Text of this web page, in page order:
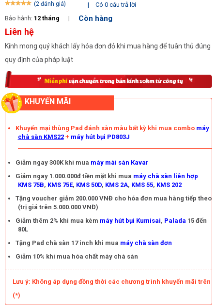
(2 đánh giá) |
Có 0 câu trả lời
Bảo hành: 12 tháng | Còn hàng
Liên hệ
Kính mong quý khách lấy hóa đơn đỏ khi mua hàng để tuân thủ đúng
quy định của pháp luật
KHUYẾN MÃI
Khuyến mại thùng Pad đánh sàn màu bất kỳ khi mua combo máy
chà sàn KMS22+ máy hút bụi PD803J
Giảm ngay 300K khi mua máy mài sàn Kavar
Giảm ngay 1.000.000đ tiền mặt khi mua máy chà sàn liên hợp
KMS 75B, KMS 75E, KMS 50D, KMS 2A, KMS 55, KMS 202
Tặng voucher giảm 200.000 VNĐ cho hóa đơn mua hàng tiếp theo
(trị giá trên 5.000.000 VNĐ)
Giảm thêm 2% khi mua kèm máy hút bụi Kumisai, Palada 15 đến
80L
Tặng Pad chà sàn 17 inch khi mua máy chà sàn đơn
Giảm 10% khi mua hóa chất máy chà sàn
Lưu ý: Không áp dụng đồng thời các chương trình khuyến mãi trên
(*)